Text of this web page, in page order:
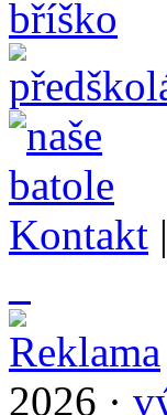
Kontakt |
2026 ·